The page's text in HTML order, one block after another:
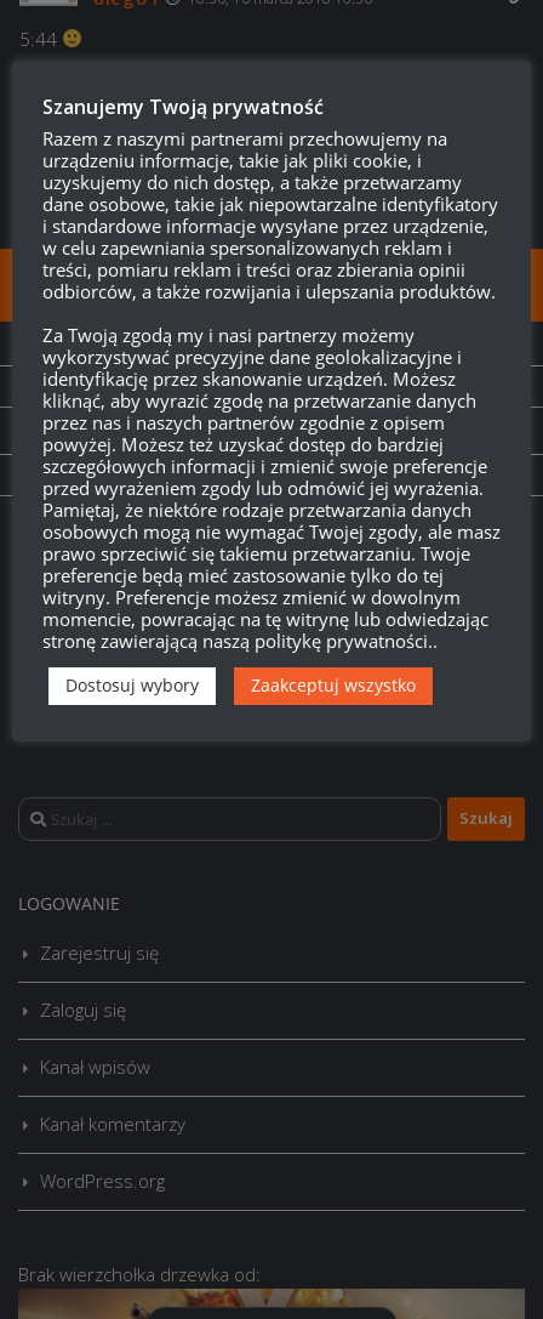
5:44
FOLLOW:
NEXT STORY
Szparagusowym okiem – Kronsztad aka Kronshtadt
PREVIOUS STORY
Muzyka z gry WoWs
Twitch.tv - Zurugula
Szukaj:
LOGOWANIE
Zarejestruj się
Zaloguj się
Kanał wpisów
Kanał komentarzy
WordPress.org
Brak wierzchołka drzewka od:
Szanujemy Twoją prywatność
Razem z naszymi partnerami przechowujemy na
urządzeniu informacje, takie jak pliki cookie, i
uzyskujemy do nich dostęp, a także przetwarzamy
dane osobowe, takie jak niepowtarzalne identyfikatory
i standardowe informacje wysyłane przez urządzenie,
w celu zapewniania spersonalizowanych reklam i
treści, pomiaru reklam i treści oraz zbierania opinii
odbiorców, a także rozwijania i ulepszania produktów.
Za Twoją zgodą my i nasi partnerzy możemy
wykorzystywać precyzyjne dane geolokalizacyjne i
identyfikację przez skanowanie urządzeń. Możesz
kliknąć, aby wyrazić zgodę na przetwarzanie danych
przez nas i naszych partnerów zgodnie z opisem
powyżej. Możesz też uzyskać dostęp do bardziej
szczegółowych informacji i zmienić swoje preferencje
przed wyrażeniem zgody lub odmówić jej wyrażenia.
Pamiętaj, że niektóre rodzaje przetwarzania danych
osobowych mogą nie wymagać Twojej zgody, ale masz
prawo sprzeciwić się takiemu przetwarzaniu. Twoje
preferencje będą mieć zastosowanie tylko do tej
witryny. Preferencje możesz zmienić w dowolnym
momencie, powracając na tę witrynę lub odwiedzając
stronę zawierającą naszą politykę prywatności..
Dostosuj wybory Zaakceptuj wszystko